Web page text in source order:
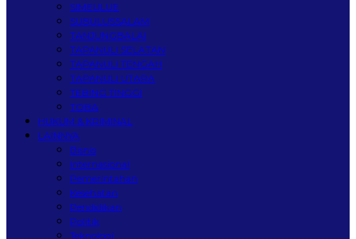
SIMEULUE
SUBULUSSALAM
TANJUNGBALAI
TAPANULI SELATAN
TAPANULI TENGAH
TAPANULI UTARA
TEBING TINGGI
TOBA
HUKUM & KRIMINAL
LAINNYA
Bisnis
Internasional
Pemerintahan
Kesehatan
Pendidikan
Politik
Teknologi